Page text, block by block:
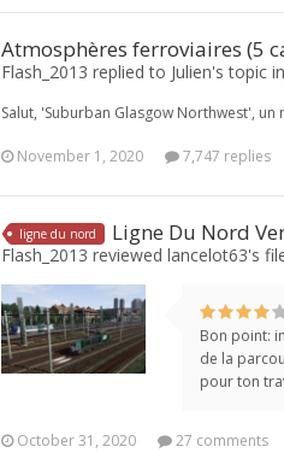
Atmosphères ferroviaires (5
Flash_2013 replied to Julien's topic in
Salut, 'Suburban Glasgow Northwest',
November 1, 2020 7,747 replies
ligne du nord Ligne Du Nord
Flash_2013 reviewed lancelot63's
Bon point:
de la
pour ton
October 31, 2020 27 comments